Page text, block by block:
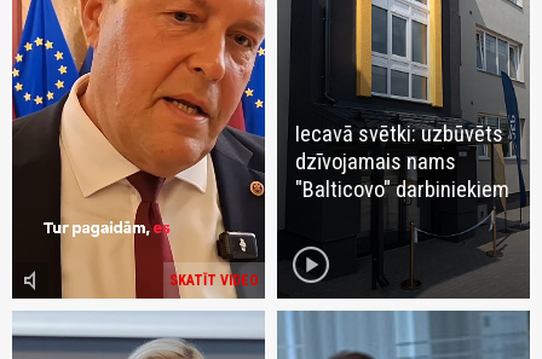
SKATĪT VIDEO
volume_mute
Iecavā svētki: uzbūvēts
dzīvojamais nams
"Balticovo" darbiniekiem
play_circle